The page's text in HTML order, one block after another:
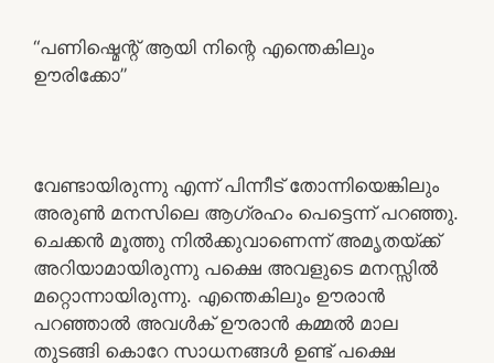
“പണിഷ്മെന്റ് ആയി നിന്റെ എന്തെകിലും
ഊരിക്കോ”
വേണ്ടായിരുന്നു എന്ന് പിന്നീട് തോന്നിയെങ്കിലും
അരുൺ മനസിലെ ആഗ്രഹം പെട്ടെന്ന് പറഞ്ഞു.
ചെക്കൻ മൂത്തു നിൽക്കുവാണെന്ന് അമൃതയ്ക്ക്
അറിയാമായിരുന്നു പക്ഷെ അവളുടെ മനസ്സിൽ
മറ്റൊന്നായിരുന്നു. എന്തെകിലും ഊരാൻ
പറഞ്ഞാൽ അവൾക് ഊരാൻ കമ്മൽ മാല
തുടങ്ങി കൊറേ സാധനങ്ങൾ ഉണ്ട് പക്ഷെ